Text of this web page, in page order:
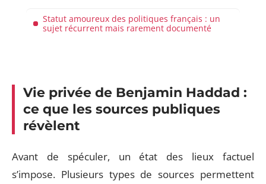
Statut amoureux des politiques français : un
sujet récurrent mais rarement documenté
Vie privée de Benjamin Haddad :
ce que les sources publiques
révèlent
Avant de spéculer, un état des lieux factuel
s’impose. Plusieurs types de sources permettent